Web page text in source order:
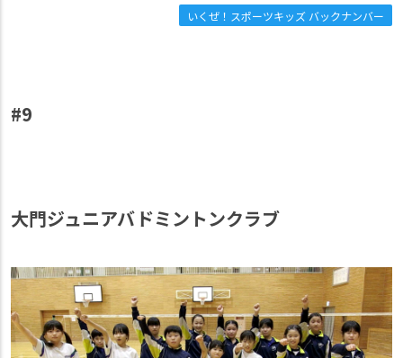
いくぜ！スポーツキッズ バックナンバー
#9
大門ジュニアバドミントンクラブ